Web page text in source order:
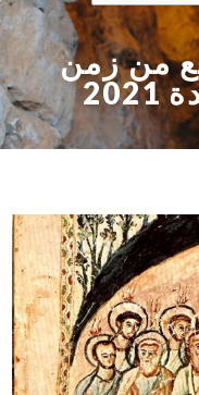
من زمن